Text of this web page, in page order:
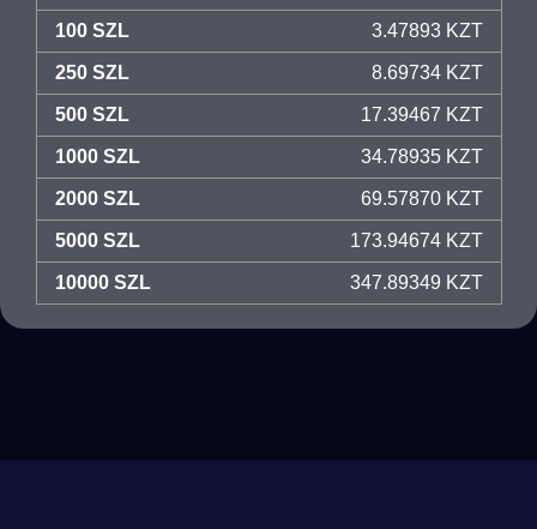
100 SZL 3.47893 KZT
250 SZL 8.69734 KZT
500 SZL 17.39467 KZT
1000 SZL 34.78935 KZT
2000 SZL 69.57870 KZT
5000 SZL 173.94674 KZT
10000 SZL 347.89349 KZT